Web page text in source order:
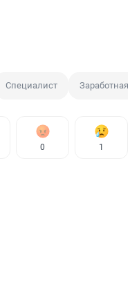
Специалист Заработная
0 1